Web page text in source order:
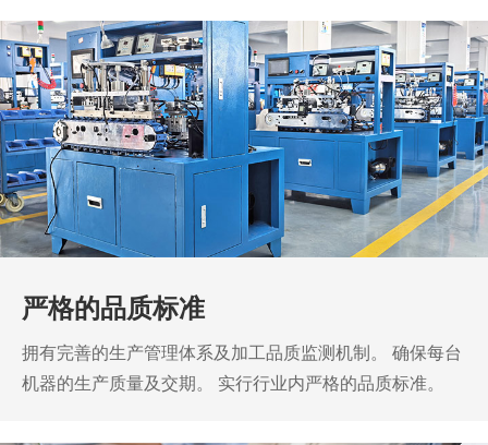
严格的品质标准
拥有完善的生产管理体系及加工品质监测机制。
确保每台
机器的生产质量及交期。
实行行业内严格的品质标准。